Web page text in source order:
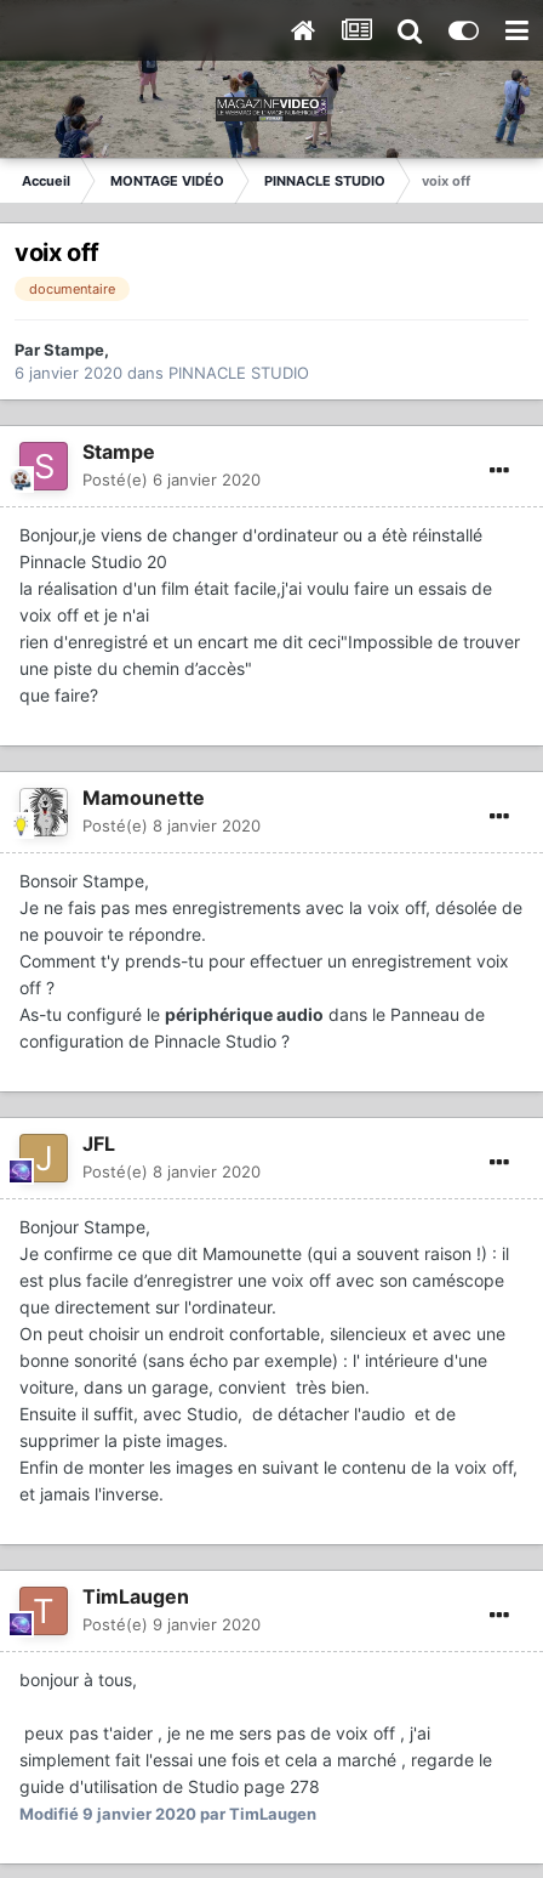
Accueil MONTAGE VIDÉO PINNACLE STUDIO voix off
voix off
documentaire
ParStampe,
6 janvier 2020 dans PINNACLE STUDIO
Stampe
Posté(e) 6 janvier 2020
Bonjour,je viens de changer d'ordinateur ou a étè réinstallé
Pinnacle Studio 20
la réalisation d'un film était facile,j'ai voulu faire un essais de
voix off et je n'ai
rien d'enregistré et un encart me dit ceci"Impossible de trouver
une piste du chemin d’accès"
que faire?
Mamounette
Posté(e) 8 janvier 2020
Bonsoir Stampe,
Je ne fais pas mes enregistrements avec la voix off, désolée de
ne pouvoir te répondre.
Comment t'y prends-tu pour effectuer un enregistrement voix
off ?
As-tu configuré le périphérique audio dans le Panneau de
configuration de Pinnacle Studio ?
JFL
Posté(e) 8 janvier 2020
Bonjour Stampe,
Je confirme ce que dit Mamounette (qui a souvent raison !) : il
est plus facile d’enregistrer une voix off avec son caméscope
que directement sur l'ordinateur.
On peut choisir un endroit confortable, silencieux et avec une
bonne sonorité (sans écho par exemple) : l' intérieure d'une
voiture, dans un garage, convient très bien.
Ensuite il suffit, avec Studio, de détacher l'audio et de
supprimer la piste images.
Enfin de monter les images en suivant le contenu de la voix off,
et jamais l'inverse.
TimLaugen
Posté(e) 9 janvier 2020
bonjour à tous,
peux pas t'aider , je ne me sers pas de voix off , j'ai
simplement fait l'essai une fois et cela a marché , regarde le
guide d'utilisation de Studio page 278
Modifié9 janvier 2020par TimLaugen